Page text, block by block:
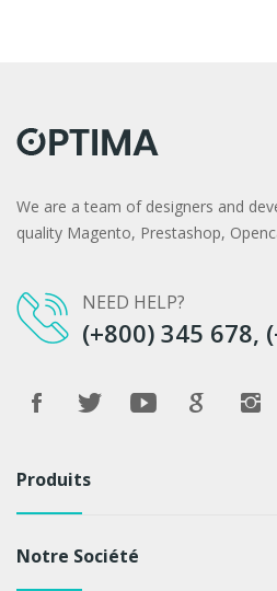
We are a team of designers and
quality Magento, Prestashop,
NEED HELP?
(+800) 345 678,
Produits
Notre Société